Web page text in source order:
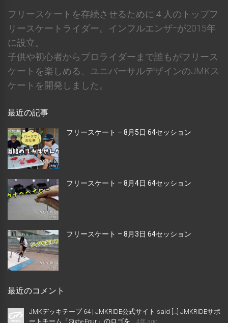
フリースケートを存続させるために４人のトップフ
リースケートライダー。インフルエンザｰが2015年
に設立。
子供や初心者からプロライダーまで誰もがフリース
ケートを楽しめる、ユニバーサルデザインのJMKス
ケートを開発しました。
最近の記事
フリースケート – 8月5日 64セッション
フリースケート – 8月4日 64セッション
フリースケート – 8月3日 64セッション
最近のコメント
JMKデッキテープ 64 | JMKRIDE公式サイト said […] JMKRIDEサポ
ートチーム「Sixty-Four」のロゴを...
4年 ago